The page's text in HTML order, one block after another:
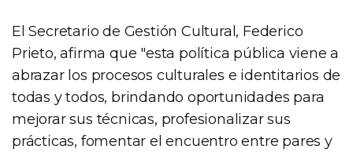
El Secretario de Gestión Cultural, Federico
Prieto, afirma que "esta política pública viene a
abrazar los procesos culturales e identitarios de
todas y todos, brindando oportunidades para
mejorar sus técnicas, profesionalizar sus
prácticas, fomentar el encuentro entre pares y